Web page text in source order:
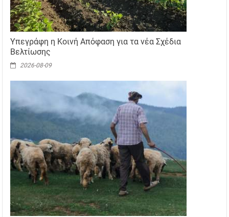
Υπεγράφη η Κοινή Απόφαση για τα νέα Σχέδια
Βελτίωσης
2026-08-09